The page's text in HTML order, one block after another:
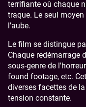
terrifiante où chaque
traque. Le seul
l'aube.
Le film se distingue
Chaque redémarrage
sous-genre de
found footage, etc.
diverses facettes de
tension constante.